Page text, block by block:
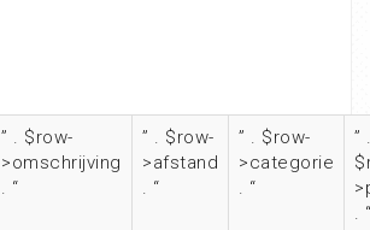
” . $row-
>omschrijving
. “
” . $row-
>afstand
. “
” . $row-
>categorie
. “
”
.